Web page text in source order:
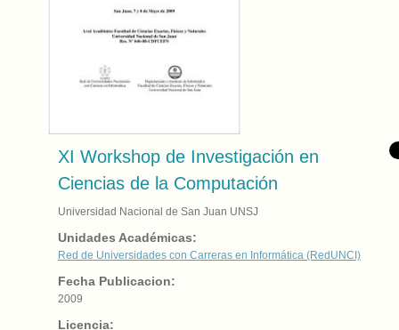
XI Workshop de Investigación en
Ciencias de la Computación
Universidad Nacional de San Juan UNSJ
Unidades Académicas:
Red de Universidades con Carreras en Informática (RedUNCI)
Fecha Publicacion:
2009
Licencia: